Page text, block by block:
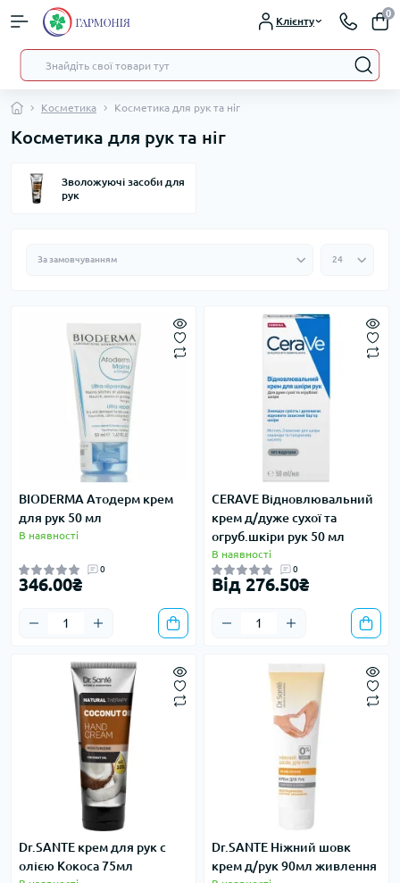
Клієнту
0
Косметика Косметика для рук та ніг
Косметика для рук та ніг
Зволожуючі засоби для
рук
BIODERMA Атодерм крем
для рук 50 мл
В наявності
0
346.00₴
CERAVE Відновлювальний
крем д/дуже сухої та
огруб.шкіри рук 50 мл
В наявності
0
Від 276.50₴
Dr.SANTE крем для рук с
олією Кокоса 75мл
Dr.SANTE Ніжний шовк
крем д/рук 90мл живлення